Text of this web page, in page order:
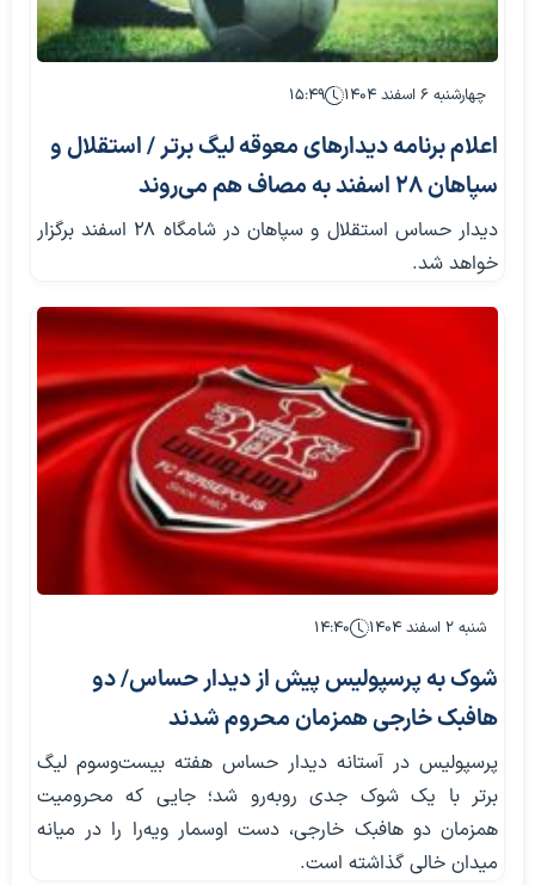
چهارشنبه ۶ اسفند ۱۴۰۴ ۱۵:۴۹
اعلام برنامه دیدارهای معوقه لیگ برتر / استقلال و
سپاهان ۲۸ اسفند به مصاف هم می‌روند
دیدار حساس استقلال و سپاهان در شامگاه ۲۸ اسفند برگزار
خواهد شد.
شنبه ۲ اسفند ۱۴۰۴ ۱۴:۴۰
شوک به پرسپولیس پیش از دیدار حساس/ دو
هافبک خارجی همزمان محروم شدند
پرسپولیس در آستانه دیدار حساس هفته بیست‌وسوم لیگ
برتر با یک شوک جدی روبه‌رو شد؛ جایی که محرومیت
همزمان دو هافبک خارجی، دست اوسمار ویه‌را را در میانه
میدان خالی گذاشته است.